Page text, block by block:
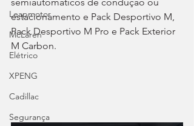
Leapmotor
McLaren
Elétrico
XPENG
Cadillac
Segurança
estacionamento e Pack Desportivo M,
Pack Desportivo M Pro e Pack Exterior
M Carbon.